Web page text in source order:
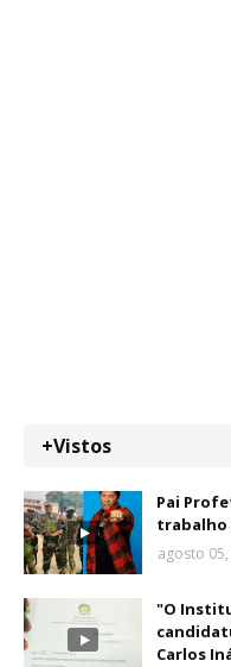
+Vistos
Pai
trabalho
agosto
"O
Carlos